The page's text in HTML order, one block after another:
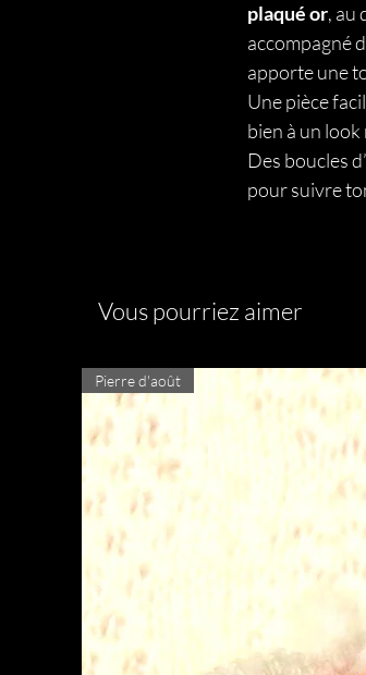
plaqué or, au
accompagné
apporte une
Une pièce
bien à un
Des boucles
pour suivre
Vous pourriez aimer
Pierre d'août